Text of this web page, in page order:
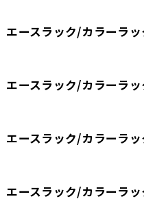
エースラック/カラーラ
エースラック/カラーラ
エースラック/カラーラ
エースラック/カラーラ